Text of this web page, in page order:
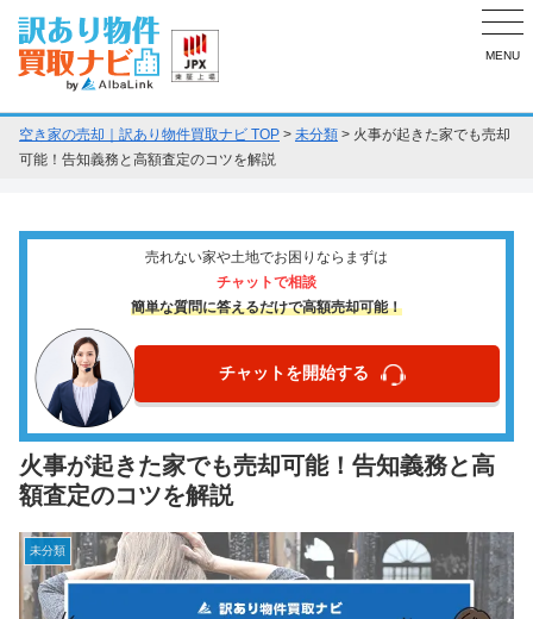
MENU
空き家の売却｜訳あり物件買取ナビ TOP > 未分類 > 火事が起きた家でも売却
可能！告知義務と高額査定のコツを解説
売れない家や土地でお困りならまずは
チャットで相談
簡単な質問に答えるだけで高額売却可能！
チャットを開始する
火事が起きた家でも売却可能！告知義務と高
額査定のコツを解説
未分類